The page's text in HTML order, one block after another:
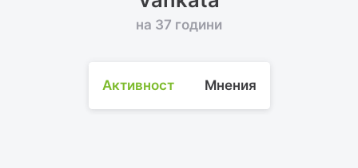
на 37 години
Активност Мнения